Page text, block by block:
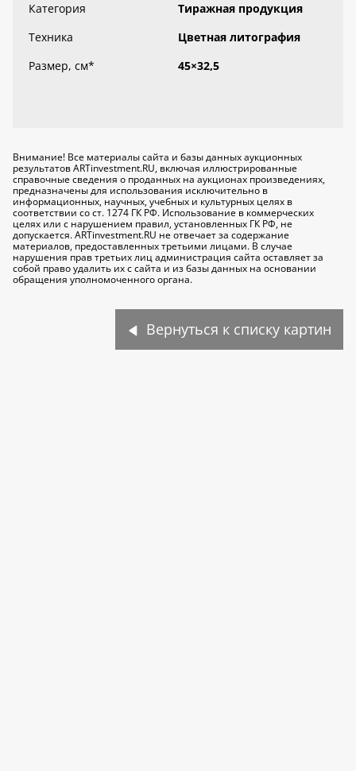
Категория
Тиражная продукция
Техника
Цветная литография
Размер, см* 45×32,5
Внимание! Все материалы сайта и базы данных аукционных
результатов ARTinvestment.RU, включая иллюстрированные
справочные сведения о проданных на аукционах произведениях,
предназначены для использования исключительно в
информационных, научных, учебных и культурных целях в
соответствии со ст. 1274 ГК РФ. Использование в коммерческих
целях или с нарушением правил, установленных ГК РФ, не
допускается. ARTinvestment.RU не отвечает за содержание
материалов, предоставленных третьими лицами. В случае
нарушения прав третьих лиц администрация сайта оставляет за
собой право удалить их с сайта и из базы данных на основании
обращения уполномоченного органа.
Вернуться к списку картин